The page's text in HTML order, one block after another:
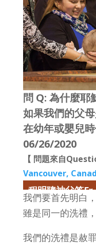
問 Q: 為什麼耶
如果我們的父
在幼年或嬰兒
06/26/2020
【 問題來自
Vancouver,
程明聰神父答
我們要首先明白
雖是同一的洗禮
我們的洗禮是赦